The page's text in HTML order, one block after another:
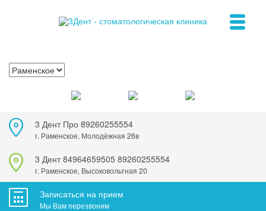
3 Дент Про 89260255554
г. Раменское, Молодёжная 26в
3 Дент84964659505 89260255554
г. Раменское, Высоковольтная 20
Записаться на прием
Мы Вам перезвоним